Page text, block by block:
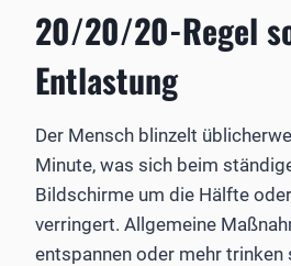
20/20/20-Regel
Entlastung
Der Mensch blinzelt
Minute, was sich beim
Bildschirme um die Hälfte
verringert. Allgemeine
entspannen oder mehr trinken